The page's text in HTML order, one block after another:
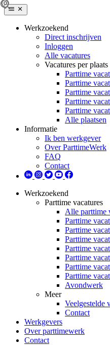
Werkzoekend
Direct inschrijven
Inloggen
Alle vacatures
Vacatures per plaats
Parttime
Parttime
Parttime
Parttime
Parttime
Alle plaatsen
Informatie
Ik ben werkgever
Over ParttimeWerk
FAQ
Contact
Werkzoekend
Parttime vacatures
Alle parttime
Parttime
Parttime
Parttime
Parttime
Parttime
Parttime
Parttime
Avondwerk
Meer
Veelgestelde
Contact
Werkgevers
Over parttimewerk
Contact